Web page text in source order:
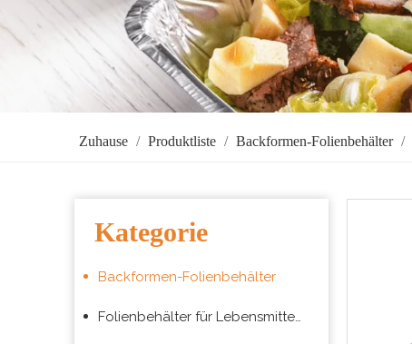
Zuhause / Produktliste / Backformen-Folienbehälter /
Kategorie
Backformen-Folienbehälter
Folienbehälter für Lebensmittelverpackungen zum Mitnehmen